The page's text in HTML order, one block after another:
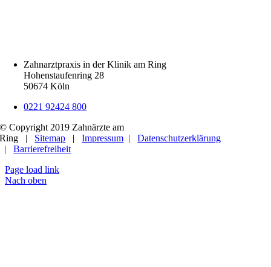
Zahnarztpraxis in der Klinik am Ring
Hohenstaufenring 28
50674 Köln
0221 92424 800
© Copyright 2019 Zahnärzte am
Ring | Sitemap |Impressum |Datenschutzerklärung
|Barrierefreiheit
Page load link
Nach oben